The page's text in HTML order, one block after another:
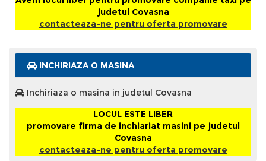
judetul Covasna
contacteaza-ne pentru oferta promovare
INCHIRIAZA O MASINA
Inchiriaza o masina in judetul Covasna
LOCUL ESTE LIBER
promovare firma de inchiariat masini pe judetul
Covasna
contacteaza-ne pentru oferta promovare